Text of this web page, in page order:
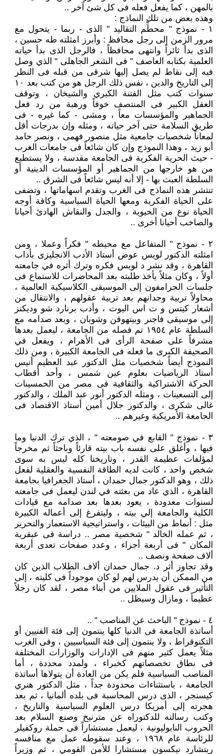
بالمهن ، كما يفعل فعله فى كل شئ آخر ..
وهذه بعض من تلك النماذج :
١ - نموذج " محطِّم التقاليد " الذى - ربما - يتحول مع
مرور الزمن إلى رجل محافظ : وأبرز امثلته طه حسين ،
الذى بدأ ثائراً وانتهى محافظاً ، فالرجل الذى بدأ حياته
العلمية بكتابه العاصف " فى الشعر الجاهلى " الذي وصل
فيه إلى نقاط لم يصل إليها شرقى من قبله فى النظر
إلى التاريخ والدين ، نفس ذلك الرجل هو من كتب بعد ١٠
سنوات كتب مثل الفتنة الكبري والشيخان ، وتوقف
العقل الكبير فى المنتصف خوفاً ورهبة من رد فعل
الجماهير والمؤسسات معاً ، ومشى - كما غيره - فى
طريق السلامة حتى آخر حياته ، ومثله وإن بدرجات أقل
لمعاناً شخصيات جامعية مثل منصور فهمى ، ونصر حامد
أبو زيد ، وهذا النموذج وإن كان شائعاً فى جامعات الغرب
- حيث الحرية الفكرية فى الجامعة مقدسة ، ولا يستطيع
من هو خارجها من الجماهير أو المؤسسات الدينية أو
السلطة العبث بها - إلا أنه ليس شائعاً فى الشرق ..
تنتشر هذه النماذج فى الغرب وتقدم اسهاماتها ، وتضفى
على الحياة الفكرية ومعها الحياة السياسية وكافة أوجه
الحياة نوع من الحيوية ، والجدل والنقاش الهادئ أحيانا
والصاخب أحيانا أخرى ..
٢ - نموذج " المتفاعل مع محيطه " فكراً وعملا ، ومن
امثلته الدكتور لويس عوض أستاذ الأدب الانجليزى بأداب
القاهرة ، وقد نشر د لويس فكره وترك أثره في جامعته
أولاً ، وكان مثلاً يأخذ طلبته بعد المحاضرات للاستماع فى
جلسات الجرامفون إلى الموسيقى الكلاسيكية العالمية ،
محاولاً تربية وجدانهم بعد تربية عقولهم ، والانتقال من
أشعار كيتس و ت اس اليوت ، وأدب برنارد شو وديكنز
إلى موسيقى فاجنر وبيتهوفن وشوبان ، وبعد صدامه مع
السلطة عام ١٩٥٤ تم فصله من الجامعة ، ليعمل بعدها
مشرفاً على صفحة الرأى فى الأهرام ، ويفعل في
الصحيفة الكبرى ما فعله فى الجامعة الكبيرة ، ومن ذلك
النموذج أيضاً شخصيات مثل الدكتور عبد العظيم أنيس
أستاذ الرياضيات بعلوم عين شمس ، وأحد أقطاب
الحركة الاشتراكية والثقافية فى مصر من الخمسينات
إلى التسعينات ، ومثله الدكتور أنور عبد الملك ، والدكتور
غالى شكرى ، والدكتور جلال أمين أستاذ الاقتصاد فى
الجامعة الأمريكية وغيرهم ..
٣ - نموذج " القابع في صومعته " ، الذي ترك الدنيا وما
فيها ، وأغلق على نفسه باب بيته قارئاً وباحثاً ثم مخرجاً
لمؤلفات عظيمة القدر ، وتاريخنا كله ليس به سوى
شخص واحد ، كانت لديه الطاقة النفسية والعقلية لفعل
ذلك ، وهو الدكتور جمال حمدان ، أستاذ الجغرافيا بجامعة
القاهرة ، الذي عاد من بعثته في لندن ليعمل فى جامعته
لسنوات معدودة ، يعود بعدها بعد صدامه مع قيادات
الكلية والجامعة إلي بيته ، وليتفرغ إلى أعماله الكبيرة
مثل : أنماط من البيئات ، واستراتيجية الاستعمار والتحرير
، ثم عمله الخالد " شخصية مصر .. دراسة فى عبقرية
المكان " فى أربعة أجزاء ، وعدد صفحات تعدى أربعة
ألاف صفحة ونصف ..
وقد تجاوز أثر د. جمال حمدان ألاف الطلاب الذين كان
من الممكن أن يدرس لهم لو كان موجوداً فى كليته ، إلى
التأثير فى عقول الملايين من أبناء مصر ، لقد كان رجلاً
عظيماً ، ومازال وسيظل ..
٤ - نموذج " الباحث عن المناصب " ..
أساتذة الجامعة فى الدنيا كلها ينتمون إلى فئة الفنيين أو
التكنوقراط ، ولا ينتمون إلى فئة السياسيين ، وفى الغرب
مثلاً يعمل كثير منهم فى الإدارات والوزارات المختلفة
فى نطاق تخصصاتهم كخبراء ، ولمدد محددة ، أما
المناصب السياسية فلم يكن من العادة أن يتولاها أساتذة
الجامعة ، باستثناءات محدودة جداً ، مثل الدكتور هنري
كيسنجر ، الذى درس المحاسبة فى بلده ألمانيا ، ثم بعد
هجرته إلى أمريكا درس العلوم السياسية والتاريخ ،
وكتب رسالته للدكتوراه عن مترنيخ وصنع السلام بعد
الحروب النابوليونية ، ليعمل مستشاراً فى حملة روكفيلر
للرئاسة عام ١٩٦٨ ، وعند سقوطه عمل مع منافسه
ريتشارد نيكسون مستشارا للأمن القومي ، ثم وزيراً